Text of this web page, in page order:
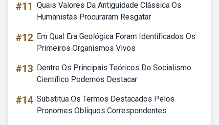
#11 Quais Valores Da Antiguidade Clássica Os
Humanistas Procuraram Resgatar
#12 Em Qual Era Geológica Foram Identificados Os
Primeiros Organismos Vivos
#13 Dentre Os Principais Teóricos Do Socialismo
Científico Podemos Destacar
#14 Substitua Os Termos Destacados Pelos
Pronomes Oblíquos Correspondentes